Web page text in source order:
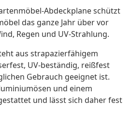
Abdeckplane schützt
das ganze Jahr über vor
Regen und UV-Strahlung.
aus strapazierfähigem
UV-beständig, reißfest
Gebrauch geeignet ist.
und einem
und lässt sich daher fest